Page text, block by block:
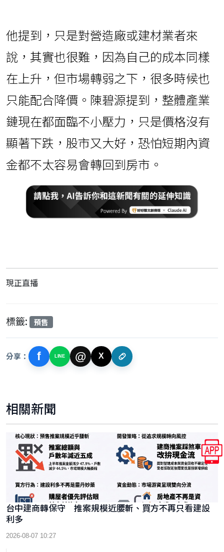
他提到，只是對營造廠或建材業者來
說，其實也很難，因為自己的成本同樣
在上升，但市場轉弱之下，很多時候也
只能配合降價。陳碧源提到，整體產業
鏈現在都面臨不小壓力，只是價格沒有
顯著下跌，股市又大好，恐怕短期內資
金都不太容易會轉回到房市。
現正直播
標籤: 預售
分享： f LINE @ X
相關新聞
台中建商轉保守 推案規模近腰斬、買方不再只看建設
利多
2026-08-07 10:27